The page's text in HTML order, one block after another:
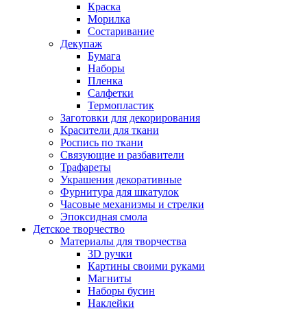
Краска
Морилка
Состаривание
Декупаж
Бумага
Наборы
Пленка
Салфетки
Термопластик
Заготовки для декорирования
Красители для ткани
Роспись по ткани
Связующие и разбавители
Трафареты
Украшения декоративные
Фурнитура для шкатулок
Часовые механизмы и стрелки
Эпоксидная смола
Детское творчество
Материалы для творчества
3D ручки
Картины своими руками
Магниты
Наборы бусин
Наклейки